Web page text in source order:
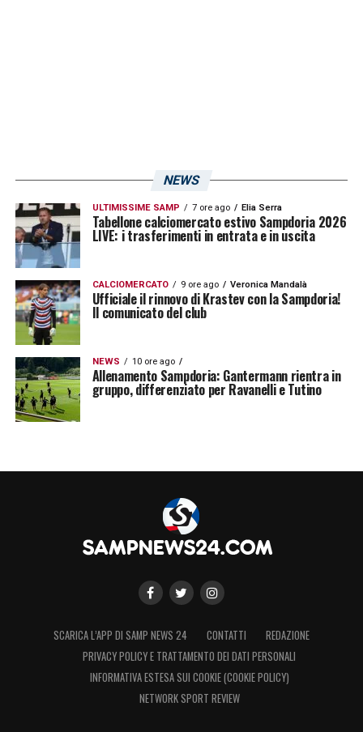
NEWS
ULTIMISSIME SAMP 7 ore ago Elia Serra
Tabellone calciomercato estivo Sampdoria 2026
LIVE: i trasferimenti in entrata e in uscita
CALCIOMERCATO 9 ore ago Veronica Mandalà
Ufficiale il rinnovo di Krastev con la Sampdoria!
Il comunicato del club
NEWS 10 ore ago
Allenamento Sampdoria: Gantermann rientra in
gruppo, differenziato per Ravanelli e Tutino
SCARICA L’APP DI SAMP NEWS 24 CONTATTI
REDAZIONE
PRIVACY POLICY E TRATTAMENTO DEI DATI PERSONALI
INFORMATIVA ESTESA SUI COOKIE (COOKIE POLICY)
NETWORK SPORT REVIEW